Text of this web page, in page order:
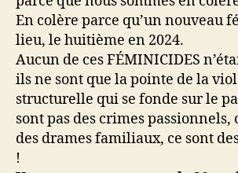
En colère parce qu’un nouveau
lieu, le huitième en 2024.
Aucun de ces FÉMINICIDES
ils ne sont que la pointe de la
structurelle qui se fonde sur le
sont pas des crimes passionnels,
des drames familiaux, ce sont
!